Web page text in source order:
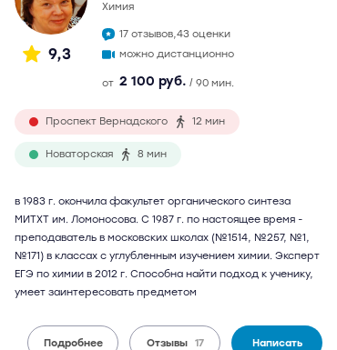
9,3
химия
17 отзывов,43 оценки
можно дистанционно
от 2 100 руб. / 90 мин.
Проспект Вернадского 12 мин
Новаторская 8 мин
в 1983 г. окончила факультет органического синтеза
МИТХТ им. Ломоносова. С 1987 г. по настоящее время -
преподаватель в московских школах (№1514, №257, №1,
№171) в классах с углубленным изучением химии. Эксперт
ЕГЭ по химии в 2012 г. Способна найти подход к ученику,
умеет заинтересовать предметом
Подробнее Отзывы 17 Написать